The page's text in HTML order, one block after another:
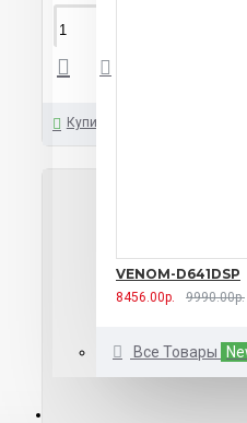
VENOM-D641DSP
8456.00р. 9990.00р.
Все Товары
Купить